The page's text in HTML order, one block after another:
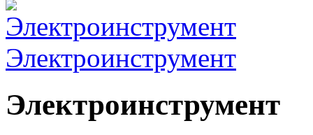
Электроинструмент
Электроинструмент